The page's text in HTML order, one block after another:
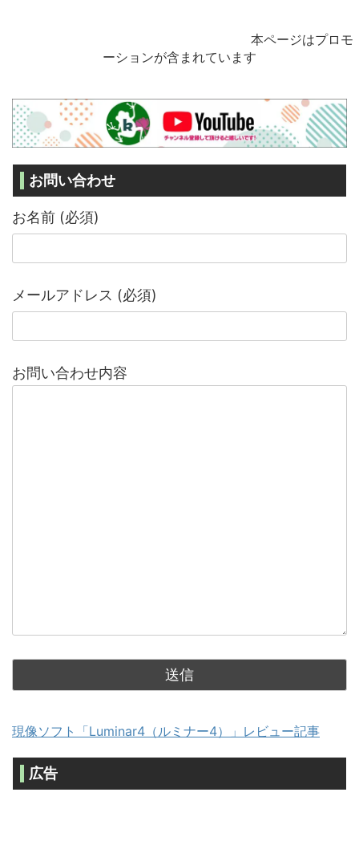
本ページはプロモ
ーションが含まれています
お問い合わせ
お名前 (必須)
メールアドレス (必須)
お問い合わせ内容
現像ソフト「Luminar4（ルミナー4）」レビュー記事
広告